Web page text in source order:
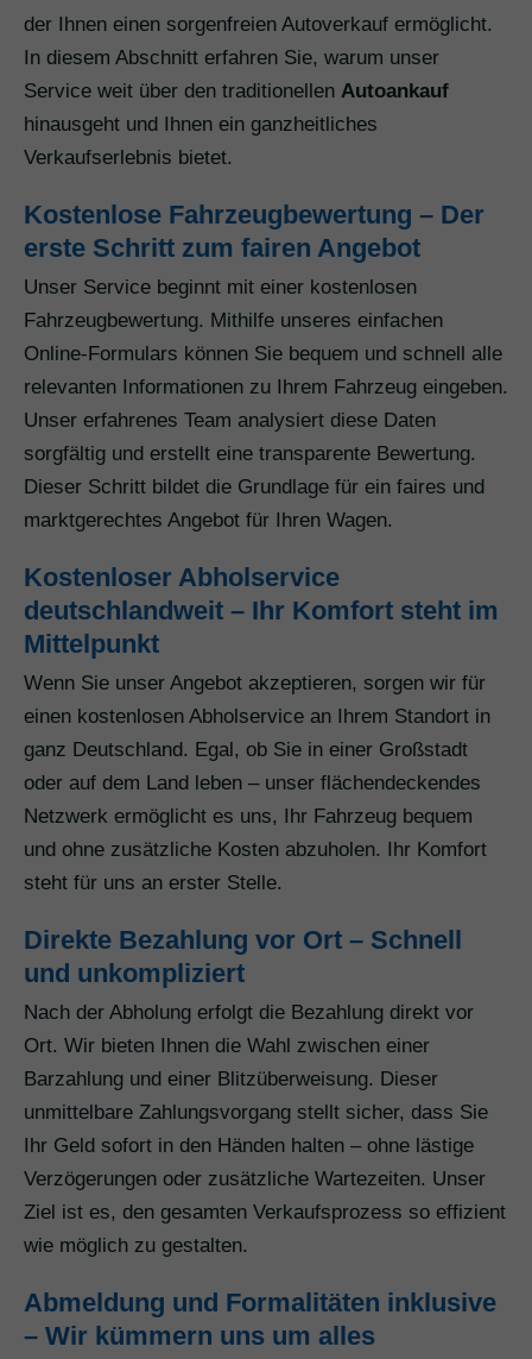
der Ihnen einen sorgenfreien Autoverkauf ermöglicht.
In diesem Abschnitt erfahren Sie, warum unser
Service weit über den traditionellen Autoankauf
hinausgeht und Ihnen ein ganzheitliches
Verkaufserlebnis bietet.
Kostenlose Fahrzeugbewertung – Der
erste Schritt zum fairen Angebot
Unser Service beginnt mit einer kostenlosen
Fahrzeugbewertung. Mithilfe unseres einfachen
Online-Formulars können Sie bequem und schnell alle
relevanten Informationen zu Ihrem Fahrzeug eingeben.
Unser erfahrenes Team analysiert diese Daten
sorgfältig und erstellt eine transparente Bewertung.
Dieser Schritt bildet die Grundlage für ein faires und
marktgerechtes Angebot für Ihren Wagen.
Kostenloser Abholservice
deutschlandweit – Ihr Komfort steht im
Mittelpunkt
Wenn Sie unser Angebot akzeptieren, sorgen wir für
einen kostenlosen Abholservice an Ihrem Standort in
ganz Deutschland. Egal, ob Sie in einer Großstadt
oder auf dem Land leben – unser flächendeckendes
Netzwerk ermöglicht es uns, Ihr Fahrzeug bequem
und ohne zusätzliche Kosten abzuholen. Ihr Komfort
steht für uns an erster Stelle.
Direkte Bezahlung vor Ort – Schnell
und unkompliziert
Nach der Abholung erfolgt die Bezahlung direkt vor
Ort. Wir bieten Ihnen die Wahl zwischen einer
Barzahlung und einer Blitzüberweisung. Dieser
unmittelbare Zahlungsvorgang stellt sicher, dass Sie
Ihr Geld sofort in den Händen halten – ohne lästige
Verzögerungen oder zusätzliche Wartezeiten. Unser
Ziel ist es, den gesamten Verkaufsprozess so effizient
wie möglich zu gestalten.
Abmeldung und Formalitäten inklusive
– Wir kümmern uns um alles